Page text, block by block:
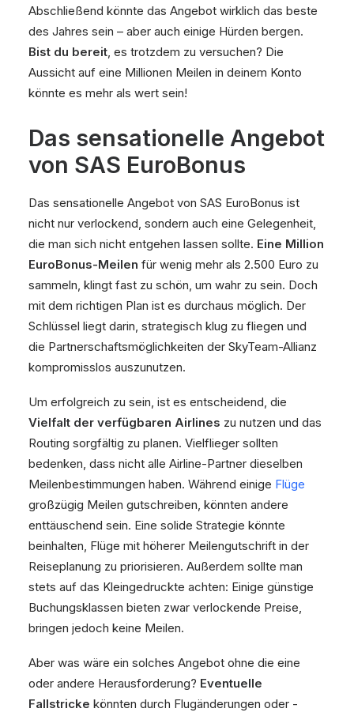
Abschließend könnte das Angebot wirklich das beste
des Jahres sein – aber auch einige Hürden bergen.
Bist du bereit, es trotzdem zu versuchen? Die
Aussicht auf eine Millionen Meilen in deinem Konto
könnte es mehr als wert sein!
Das sensationelle Angebot
von SAS EuroBonus
Das sensationelle Angebot von SAS EuroBonus ist
nicht nur verlockend, sondern auch eine Gelegenheit,
die man sich nicht entgehen lassen sollte. Eine Million
EuroBonus-Meilen für wenig mehr als 2.500 Euro zu
sammeln, klingt fast zu schön, um wahr zu sein. Doch
mit dem richtigen Plan ist es durchaus möglich. Der
Schlüssel liegt darin, strategisch klug zu fliegen und
die Partnerschaftsmöglichkeiten der SkyTeam-Allianz
kompromisslos auszunutzen.
Um erfolgreich zu sein, ist es entscheidend, die
Vielfalt der verfügbaren Airlines zu nutzen und das
Routing sorgfältig zu planen. Vielflieger sollten
bedenken, dass nicht alle Airline-Partner dieselben
Meilenbestimmungen haben. Während einige Flüge
großzügig Meilen gutschreiben, könnten andere
enttäuschend sein. Eine solide Strategie könnte
beinhalten, Flüge mit höherer Meilengutschrift in der
Reiseplanung zu priorisieren. Außerdem sollte man
stets auf das Kleingedruckte achten: Einige günstige
Buchungsklassen bieten zwar verlockende Preise,
bringen jedoch keine Meilen.
Aber was wäre ein solches Angebot ohne die eine
oder andere Herausforderung? Eventuelle
Fallstricke könnten durch Flugänderungen oder -